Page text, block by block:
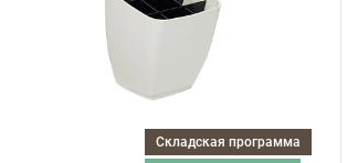
Складская программа